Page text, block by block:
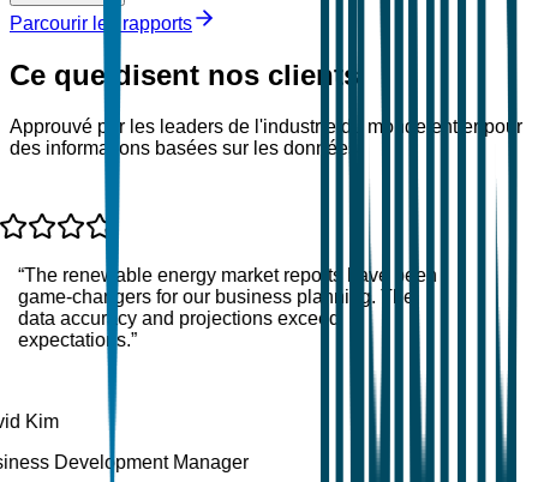
Parcourir les rapports
Ce que disent nos clients
Approuvé par les leaders de l'industrie du monde entier pour
des informations basées sur les données.
The renewable energy market reports have been
game-changers for our business planning. The
data accuracy and projections exceed
expectations.”
Kim
Development Manager